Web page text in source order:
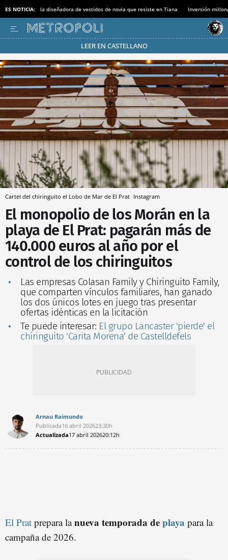
ES NOTICIA: la diseñadora de vestidos de novia que resiste en Tiana Inversión
LEER EN CASTELLANO
Pásate al MODO AHORRO
Cartel del chiringuito el Lobo de Mar de El Prat Instagram
El monopolio de los Morán en la
playa de El Prat: pagarán más de
140.000 euros al año por el
control de los chiringuitos
Las empresas Colasan Family y Chiringuito Family,
que comparten vínculos familiares, han ganado
los dos únicos lotes en juego tras presentar
ofertas idénticas en la licitación
Te puede interesar: El grupo Lancaster 'pierde' el
chiringuito 'Carita Morena' de Castelldefels
Arnau Raimundo
Publicada16 abril 202623:30h
Actualizada17 abril 202620:12h
El Prat prepara lanueva temporada deplaya para la
campaña de 2026.